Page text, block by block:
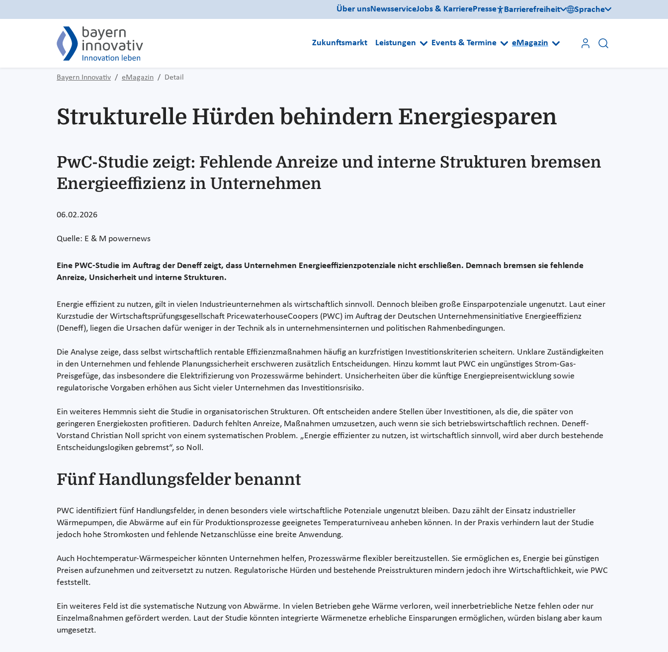
Über unsNewsserviceJobs & KarrierePresse Barrierefreiheit Sprache
Zukunftsmarkt Leistungen Events & Termine eMagazin
Bayern Innovativ eMagazin Detail
Strukturelle Hürden behindern Energiesparen
PwC-Studie zeigt: Fehlende Anreize und interne Strukturen bremsen
Energieeffizienz in Unternehmen
06.02.2026
Quelle: E & M powernews
Eine PWC-Studie im Auftrag der Deneff zeigt, dass Unternehmen Energieeffizienzpotenziale nicht erschließen. Demnach bremsen sie fehlende
Anreize, Unsicherheit und interne Strukturen.
Energie effizient zu nutzen, gilt in vielen Industrieunternehmen als wirtschaftlich sinnvoll. Dennoch bleiben große Einsparpotenziale ungenutzt. Laut einer
Kurzstudie der Wirtschaftsprüfungsgesellschaft PricewaterhouseCoopers (PWC) im Auftrag der Deutschen Unternehmensinitiative Energieeffizienz
(Deneff), liegen die Ursachen dafür weniger in der Technik als in unternehmensinternen und politischen Rahmenbedingungen.
Die Analyse zeige, dass selbst wirtschaftlich rentable Effizienzmaßnahmen häufig an kurzfristigen Investitionskriterien scheitern. Unklare Zuständigkeiten
in den Unternehmen und fehlende Planungssicherheit erschweren zusätzlich Entscheidungen. Hinzu kommt laut PWC ein ungünstiges Strom-Gas-
Preisgefüge, das insbesondere die Elektrifizierung von Prozesswärme behindert. Unsicherheiten über die künftige Energiepreisentwicklung sowie
regulatorische Vorgaben erhöhen aus Sicht vieler Unternehmen das Investitionsrisiko.
Ein weiteres Hemmnis sieht die Studie in organisatorischen Strukturen. Oft entscheiden andere Stellen über Investitionen, als die, die später von
geringeren Energiekosten profitieren. Dadurch fehlten Anreize, Maßnahmen umzusetzen, auch wenn sie sich betriebswirtschaftlich rechnen. Deneff-
Vorstand Christian Noll spricht von einem systematischen Problem. „Energie effizienter zu nutzen, ist wirtschaftlich sinnvoll, wird aber durch bestehende
Entscheidungslogiken gebremst“, so Noll.
Fünf Handlungsfelder benannt
PWC identifiziert fünf Handlungsfelder, in denen besonders viele wirtschaftliche Potenziale ungenutzt bleiben. Dazu zählt der Einsatz industrieller
Wärmepumpen, die Abwärme auf ein für Produktionsprozesse geeignetes Temperaturniveau anheben können. In der Praxis verhindern laut der Studie
jedoch hohe Stromkosten und fehlende Netzanschlüsse eine breite Anwendung.
Auch Hochtemperatur-Wärmespeicher könnten Unternehmen helfen, Prozesswärme flexibler bereitzustellen. Sie ermöglichen es, Energie bei günstigen
Preisen aufzunehmen und zeitversetzt zu nutzen. Regulatorische Hürden und bestehende Preisstrukturen mindern jedoch ihre Wirtschaftlichkeit, wie PWC
feststellt.
Ein weiteres Feld ist die systematische Nutzung von Abwärme. In vielen Betrieben gehe Wärme verloren, weil innerbetriebliche Netze fehlen oder nur
Einzelmaßnahmen gefördert werden. Laut der Studie könnten integrierte Wärmenetze erhebliche Einsparungen ermöglichen, würden bislang aber kaum
umgesetzt.